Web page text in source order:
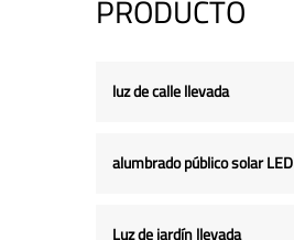
PRODUCTO
luz de calle llevada
alumbrado público solar LED